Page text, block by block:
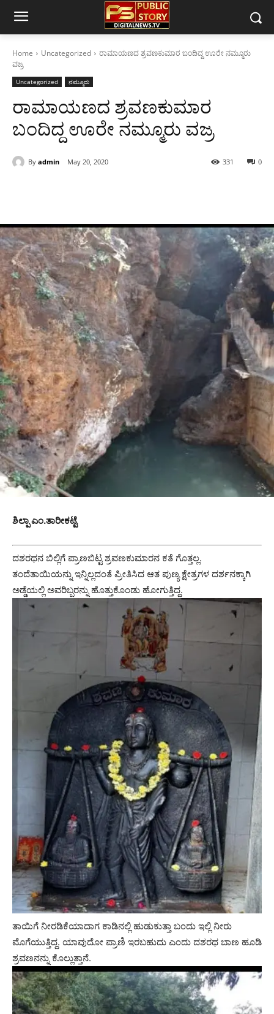
Home Uncategorized
ರಾಮಾಯಣದ ಶ್ರವಣಕುಮಾರ ಬಂದಿದ್ದ ಊರೇ ನಮ್ಮೂರು
ವಜ್ರ
Uncategorized ನಮ್ಮೂರು
ರಾಮಾಯಣದ ಶ್ರವಣಕುಮಾರ
ಬಂದಿದ್ದ ಊರೇ ನಮ್ಮೂರು ವಜ್ರ
By admin May 20, 2020 0
331
ಶಿಲ್ಪಾ ಎಂ.ತಾರೀಕಟ್ಟೆ
ದಶರಥನ ಬಿಲ್ಲಿಗೆ ಪ್ರಾಣಬಿಟ್ಟ ಶ್ರವಣಕುಮಾರನ ಕತೆ ಗೊತ್ತಲ್ಲ.
ತಂದೆತಾಯಿಯನ್ನು ಇನ್ನಿಲ್ಲದಂತೆ ಪ್ರೀತಿಸಿದ ಆತ ಪುಣ್ಯ ಕ್ಷೇತ್ರಗಳ ದರ್ಶನಕ್ಕಾಗಿ
ಅಡ್ಡೆಯಲ್ಲಿ ಅವರಿಬ್ಬರನ್ನು ಹೊತ್ತುಕೊಂಡು ಹೋಗುತ್ತಿದ್ದ.
ತಾಯಿಗೆ ನೀರಡಿಕೆಯಾದಾಗ ಕಾಡಿನಲ್ಲಿ ಹುಡುಕುತ್ತಾ ಬಂದು ಇಲ್ಲಿ ನೀರು
ಮೊಗೆಯುತ್ತಿದ್ದ. ಯಾವುದೋ ಪ್ರಾಣಿ ಇರಬಹುದು ಎಂದು ದಶರಥ ಬಾಣ ಹೂಡಿ
ಶ್ರವಣನನ್ನು ಕೊಲ್ಲುತ್ತಾನೆ.